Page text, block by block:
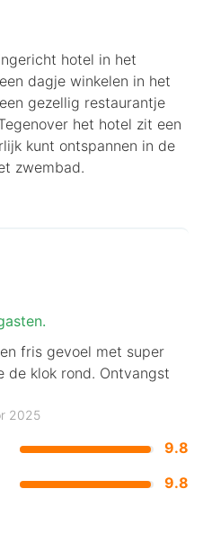
hotel in het
dagje winkelen in het
gezellig restaurantje
het hotel zit een
kunt ontspannen in de
zwembad.
9.8
9.8
fris gevoel met super
de klok rond. Ontvangst
2025